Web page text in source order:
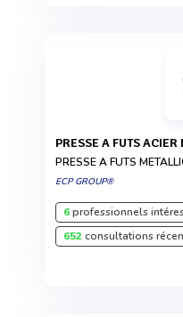
PRESSE A FUTS
PRESSE A FUTS
ECP GROUP®
6professionnels
652consultations